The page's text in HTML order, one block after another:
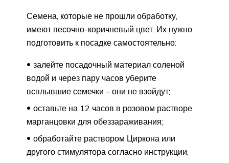
Семена, которые не прошли обработку,
имеют песочно-коричневый цвет. Их нужно
подготовить к посадке самостоятельно:
залейте посадочный материал соленой
водой и через пару часов уберите
всплывшие семечки – они не взойдут;
оставьте на 12 часов в розовом растворе
марганцовки для обеззараживания;
обработайте раствором Циркона или
другого стимулятора согласно инструкции;